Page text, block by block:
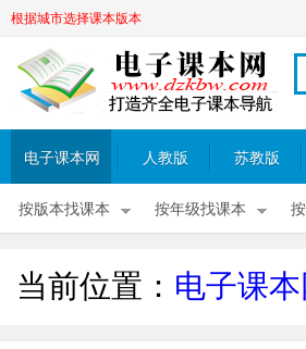
根据城市选择课本版本
电子课本网 人教版 苏教版
按版本找课本 按年级找课本
当前位置： 电子课本